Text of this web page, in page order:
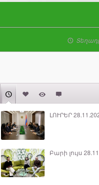
ԼՈՒՐԵՐ
Բարի լույս